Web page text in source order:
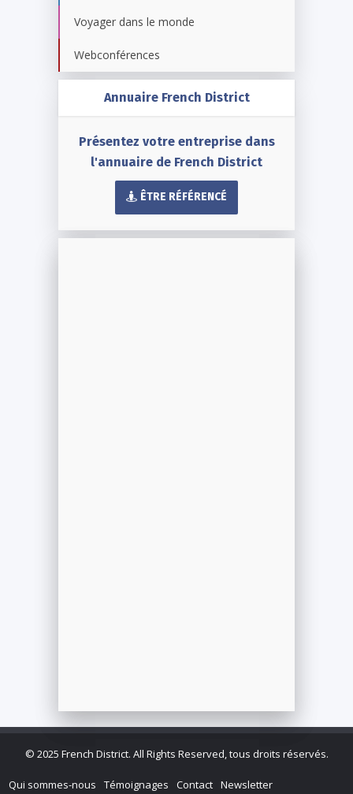
Voyager dans le monde
Webconférences
Annuaire French District
Présentez votre entreprise dans
l'annuaire de French District
ÊTRE RÉFÉRENCÉ
© 2025 French District. All Rights Reserved, tous droits réservés.
Qui sommes-nous Témoignages Contact Newsletter